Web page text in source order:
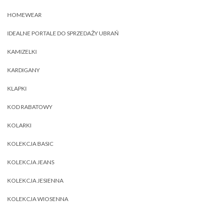
HOMEWEAR
IDEALNE PORTALE DO SPRZEDAŻY UBRAŃ
KAMIZELKI
KARDIGANY
KLAPKI
KOD RABATOWY
KOLARKI
KOLEKCJA BASIC
KOLEKCJA JEANS
KOLEKCJA JESIENNA
KOLEKCJA WIOSENNA